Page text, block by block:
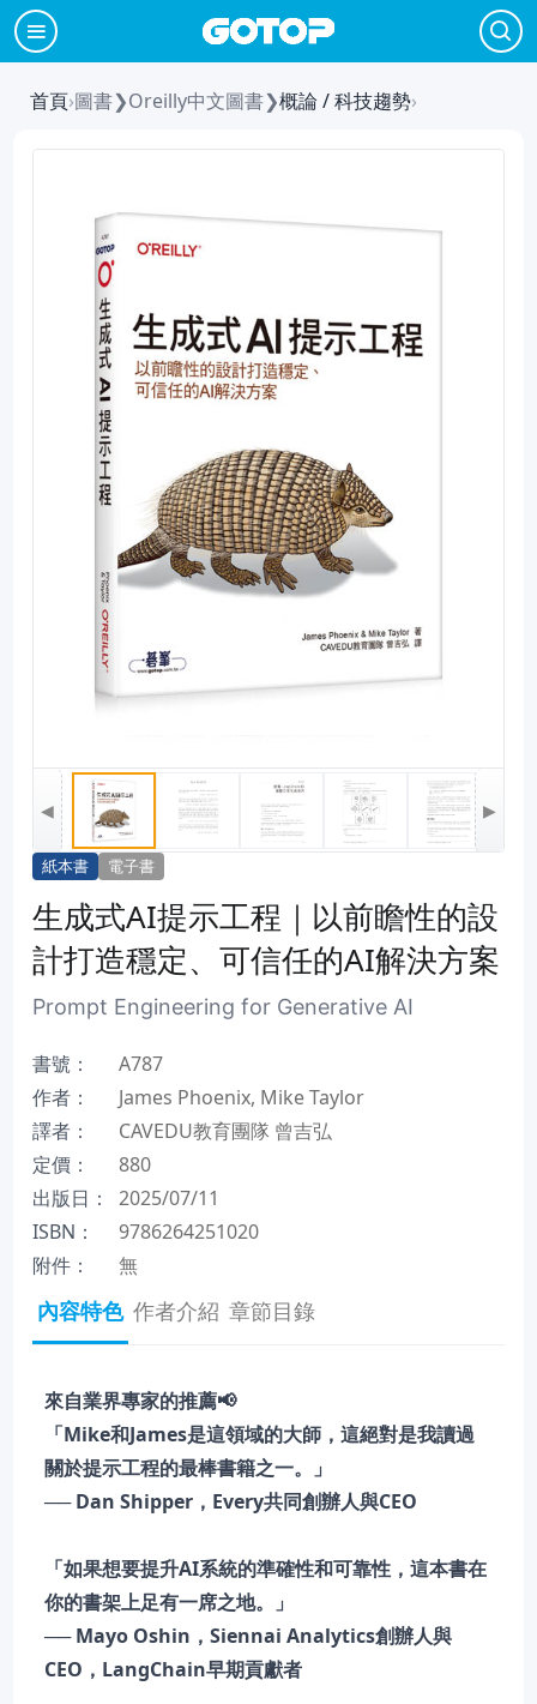
首頁›圖書❯Oreilly中文圖書❯概論 / 科技趨勢›
◀ ▶
紙本書 電子書
生成式AI提示工程｜以前瞻性的設
計打造穩定、可信任的AI解決方案
Prompt Engineering for Generative AI
書號：
A787
作者：
James Phoenix, Mike Taylor
譯者：
CAVEDU教育團隊 曾吉弘
定價：
880
出版日：
2025/07/11
ISBN：
9786264251020
附件：
無
內容特色 作者介紹 章節目錄
來自業界專家的推薦📢
「Mike和James是這領域的大師，這絕對是我讀過
關於提示工程的最棒書籍之一。」
── Dan Shipper，Every共同創辦人與CEO
「如果想要提升AI系統的準確性和可靠性，這本書在
你的書架上足有一席之地。」
── Mayo Oshin，Siennai Analytics創辦人與
CEO，LangChain早期貢獻者